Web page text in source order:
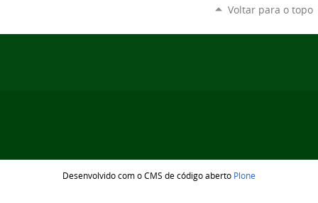
Voltar para o topo
Desenvolvido com o CMS de código aberto Plone